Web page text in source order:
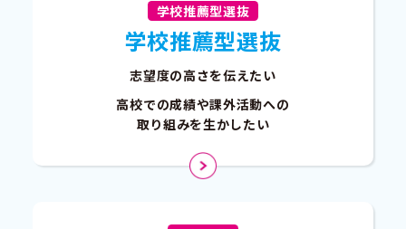
学校推薦型選抜
学校推薦型選抜
志望度の高さを伝えたい
高校での成績や課外活動への
取り組みを生かしたい